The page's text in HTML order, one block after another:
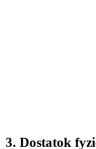
3. Dostatok